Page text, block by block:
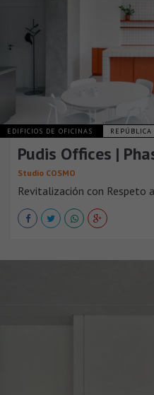
EDIFICIOS DE OFICINAS REPÚBLICA
Pudis Offices |
Studio COSMO
Revitalización con Respeto